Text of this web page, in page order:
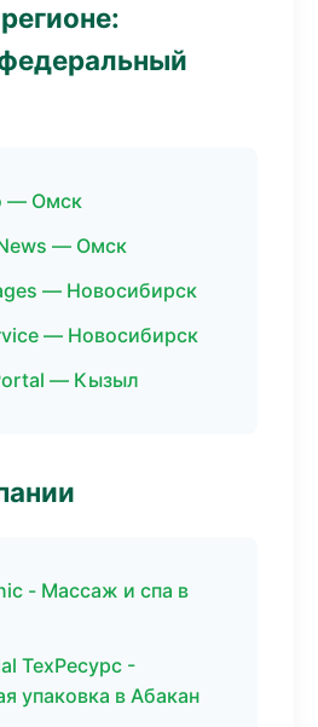
— Омск
— Омск
— Новосибирск
— Новосибирск
— Кызыл
- Массаж и спа в
ТехРесурс -
упаковка в Абакан